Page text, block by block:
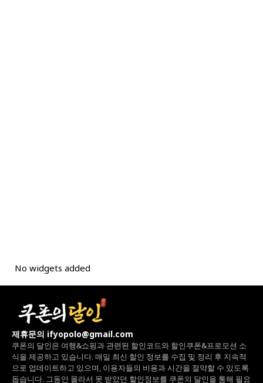
No widgets added
제휴문의 ifyopolo@gmail.com
쿠폰의 달인은 여행&쇼핑과 관련된 할인코드와 할인쿠폰&프로모션 소
식을 제공하고 있습니다. 매일 최신 할인 정보를 수집 및 정리 후 지속적
으로 업데이트하고 있으며, 이용자들의 비용과 시간을 절약할 수 있도록
돕습니다. 그동안 몰라서 못 받았던 할인정보를 쿠폰의 달인을 통해 필요